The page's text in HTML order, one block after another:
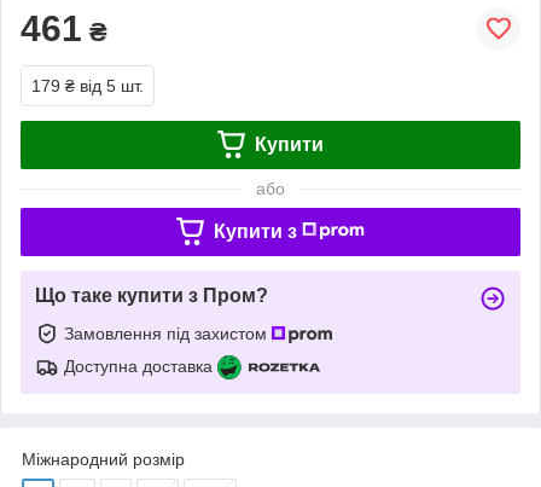
461 ₴
179 ₴ від 5 шт.
Купити
або
Купити з
Що таке купити з Пром?
Замовлення під захистом
Доступна доставка
Міжнародний розмір